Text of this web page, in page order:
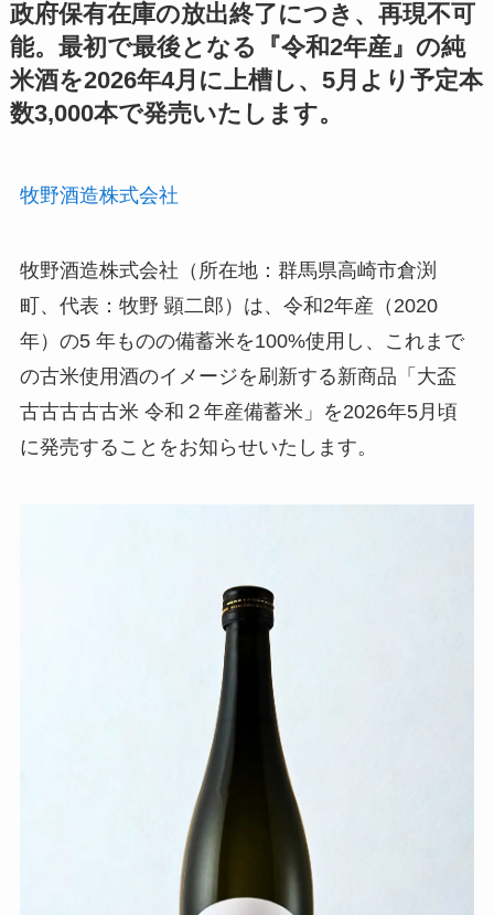
政府保有在庫の放出終了につき、再現不可
能。最初で最後となる『令和2年産』の純
米酒を2026年4月に上槽し、5月より予定本
数3,000本で発売いたします。
牧野酒造株式会社
牧野酒造株式会社（所在地：群馬県高崎市倉渕
町、代表：牧野 顕二郎）は、令和2年産（2020
年）の5 年ものの備蓄米を100%使用し、これまで
の古米使用酒のイメージを刷新する新商品「大盃
古古古古古米 令和２年産備蓄米」を2026年5月頃
に発売することをお知らせいたします。